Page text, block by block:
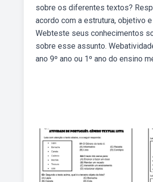
sobre os diferentes textos?
acordo com a estrutura, objetivo
Webteste seus conhecimentos
sobre esse assunto.
ano 9º ano ou 1º ano do ensino